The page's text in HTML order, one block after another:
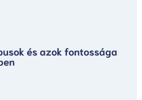
és azok fontossága